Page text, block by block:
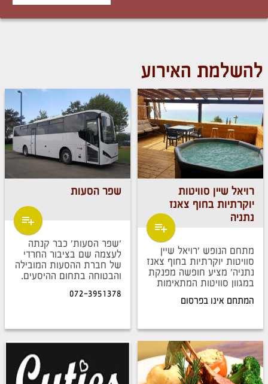
להשלמת האירוע
רויאל שיין סוויטות
יוקרתיות בחוף צאנז
נתניה
מתחם הנופש 'רויאל שיין
סוויטות יוקרתיות בחוף צאנז
נתניה' מציע חופשה מפנקת
במגוון סוויטות המתאימות
הים בנתניה.
המתחם אינו בפרסום
שפר הסעות
'שפר הסעות' כבר קנתה
לעצמה שם בציבור החרדי
של חברת ההסעות המובילה
והבטוחה בתחום ההיסעים.
מיוחדת לשמחות בכל שעה
072-3951378